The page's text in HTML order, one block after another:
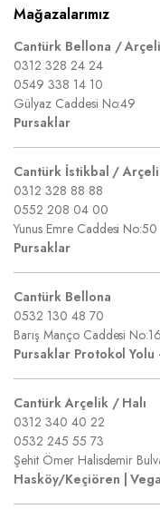
Mağazalarımız
Cantürk Bellona /
0312 328 24 24
0549 338 14 10
Gülyaz Caddesi No:49
Pursaklar
Cantürk İstikbal /
0312 328 88 88
0552 208 04 00
Yunus Emre Caddesi No:50
Pursaklar
Cantürk Bellona
0532 130 48 70
Barış Manço Caddesi
Pursaklar Protokol Yolu
Cantürk Arçelik / Halı
0312 340 40 22
0532 245 55 73
Şehit Ömer Halisdemir
Hasköy/Keçiören | Vega